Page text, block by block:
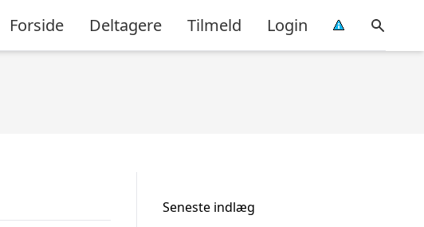
Forside Deltagere Tilmeld Login
Seneste indlæg